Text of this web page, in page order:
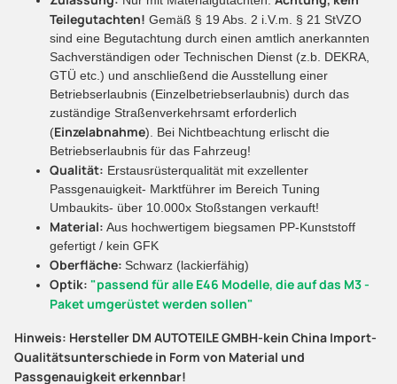
Teilegutachten! Gemäß § 19 Abs. 2 i.V.m. § 21 StVZO
sind eine Begutachtung durch einen amtlich anerkannten
Sachverständigen oder Technischen Dienst (z.b. DEKRA,
GTÜ etc.) und anschließend die Ausstellung einer
Betriebserlaubnis (Einzelbetriebserlaubnis) durch das
zuständige Straßenverkehrsamt erforderlich
(Einzelabnahme). Bei Nichtbeachtung erlischt die
Betriebserlaubnis für das Fahrzeug!
Qualität: Erstausrüsterqualität mit exzellenter
Passgenauigkeit- Marktführer im Bereich Tuning
Umbaukits- über 10.000x Stoßstangen verkauft!
Material: Aus hochwertigem biegsamen PP-Kunststoff
gefertigt / kein GFK
Oberfläche: Schwarz (lackierfähig)
Optik: "passend für alle E46 Modelle, die auf das M3 -
Paket umgerüstet werden sollen"
Hinweis: Hersteller DM AUTOTEILE GMBH-kein China Import-
Qualitätsunterschiede in Form von Material und
Passgenauigkeit erkennbar!